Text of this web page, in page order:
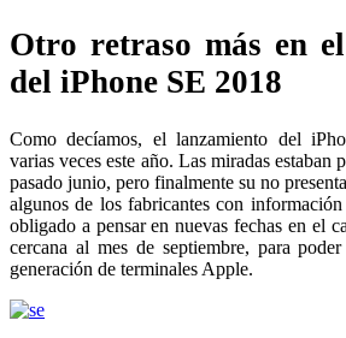
Otro retraso más en
del iPhone SE 2018
Como decíamos, el lanzamiento del
varias veces este año. Las miradas estaban
pasado junio, pero finalmente su no
algunos de los fabricantes con
obligado a pensar en nuevas fechas en el
cercana al mes de septiembre, para
generación de terminales Apple.